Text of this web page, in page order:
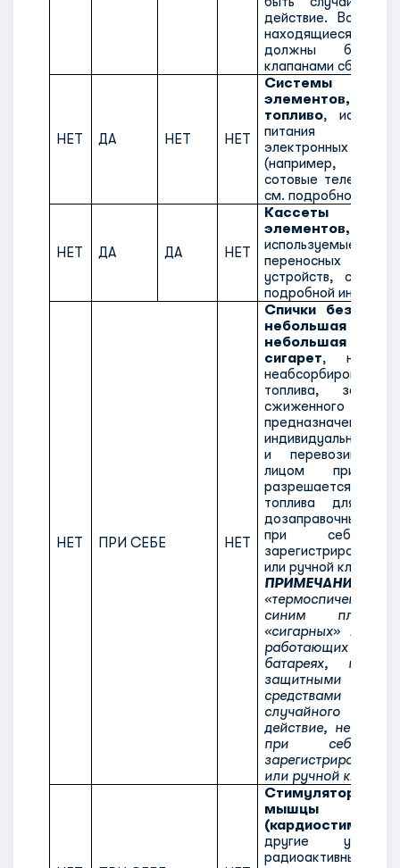
действие.
находящиеся в
должны быть
клапанами сброса
НЕТ ДА НЕТ НЕТ
Системы
элементов,
топливо,
питания
электронных
(например,
сотовые телефоны,
см. подробно в п.
НЕТ ДА ДА НЕТ
Кассеты
элементов,
используемые
переносных
устройств, см п.
подробной
НЕТ ПРИ СЕБЕ НЕТ
Спички
небольшая
небольшая
сигарет, не
топлива, за
индивидуального
и перевозимые
лицом при
разрешается
топлива для
дозаправочных
при
или ручной клади.
ПРИМЕЧАНИЕ:
«термоспичек»,
синим
«сигарных» либо
работающих на
батареях, не
защитными
средствами
случайного
действие, не
при
или ручной клади.
Стимуляторы
мышцы
другие
радиоактивных